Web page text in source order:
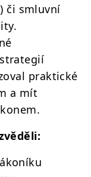
či smluvní
praktické
a mít